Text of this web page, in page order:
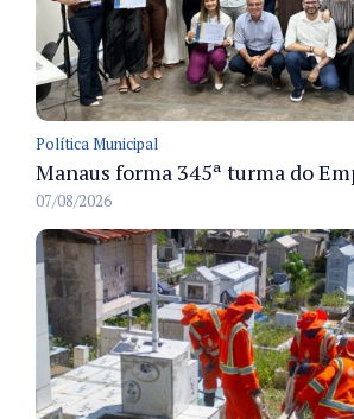
Política Municipal
07/08/2026